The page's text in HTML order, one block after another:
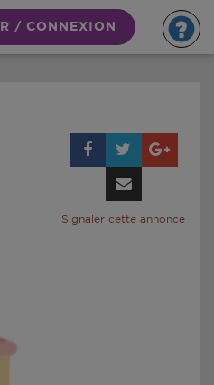
/ CONNEXION
Signaler cette annonce